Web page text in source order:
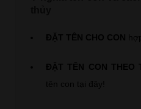
ĐẶT TÊN CHO CON
ĐẶT TÊN CON THEO
tên con tại đây!